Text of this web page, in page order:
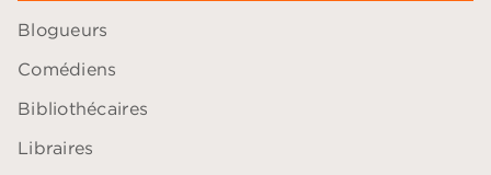
Blogueurs
Comédiens
Bibliothécaires
Libraires